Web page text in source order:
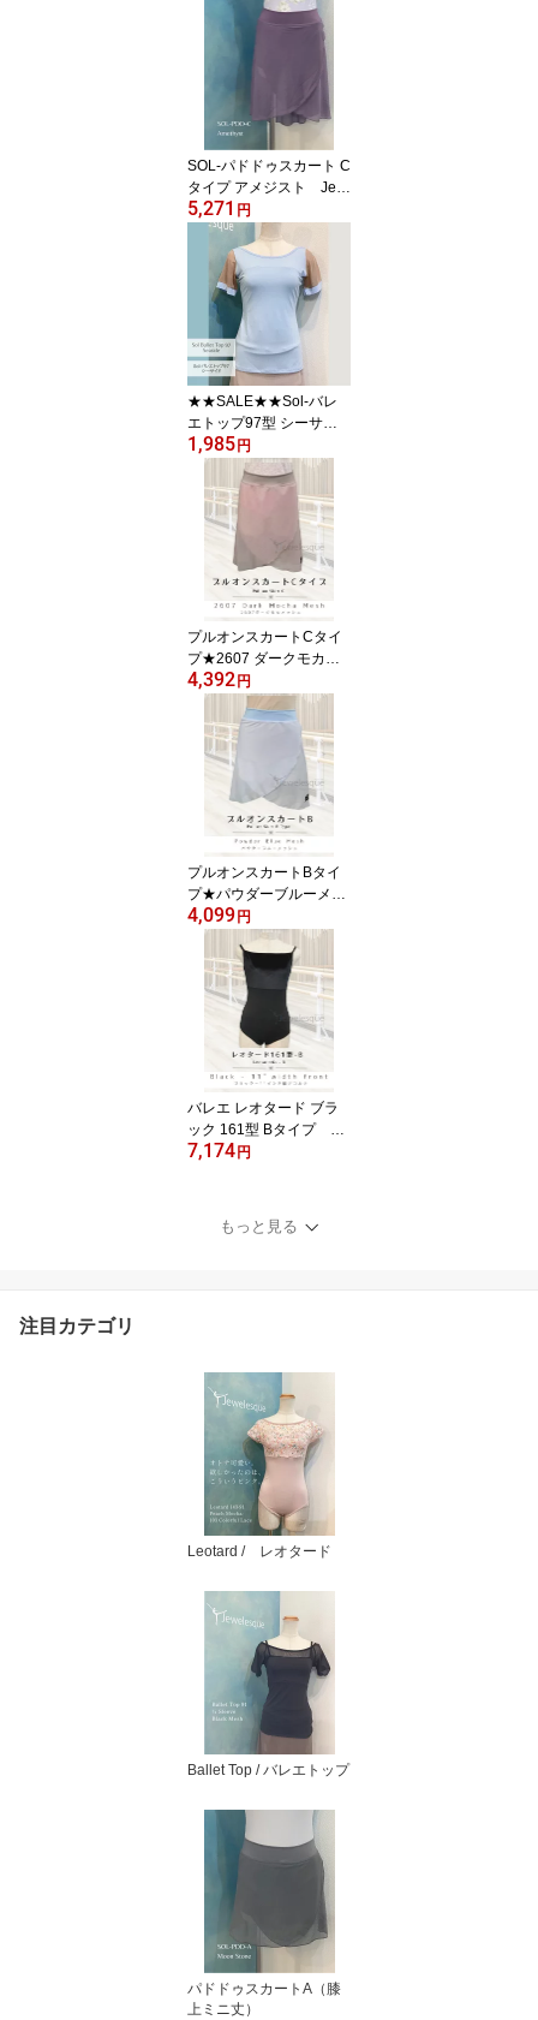
SOL-パドドゥスカート C
タイプ アメジスト Jew
elesqueオリジナルsol-p
dd-c-Amethyst
5,271 円
★★SALE★★Sol-バレ
エトップ97型 シーサイ
ド|Jewelesqueオリジナ
ル｜レオタード生地 パ
ッド用ポケット付き 普
段ブラOK（インナーが
響きにくい設計）sol-bt9
7-seaside
1,985円
プルオンスカートCタイ
プ★2607 ダークモカ・
メッシュ生地 Jewelesqu
eオリジナルpull-on-c-26
07dmocha-mesh
4,392円
プルオンスカートBタイ
プ★パウダーブルーメッ
シュJewelesqueオリジ
ナルpull-on-b-powderblu
emesh
4,099円
バレエ レオタード ブラ
ック 161型 Bタイプ デ
コルテ11インチ幅 ジ
7,174円
もっと見る
注目カテゴリ
Leotard / レオタード
Ballet Top / バレエトップ
パドドゥスカートA（膝
上ミニ丈）